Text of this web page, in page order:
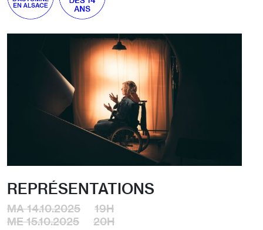
REPRÉSENTATIONS
MA 14.10.2025
19H
ME 15.10.2025
20H